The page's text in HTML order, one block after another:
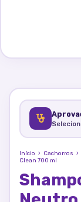
Início › Cachorros ›
Clean 700 ml